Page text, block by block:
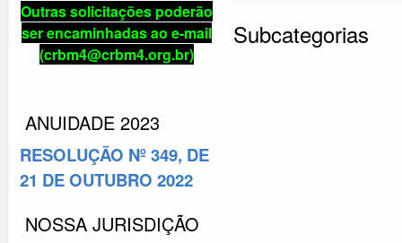
Outras solicitações poderão
ser encaminhadas ao e-mail
(crbm4@crbm4.org.br)
ANUIDADE 2023
RESOLUÇÃO Nº 349, DE
21 DE OUTUBRO 2022
NOSSA JURISDIÇÃO
Subcategorias